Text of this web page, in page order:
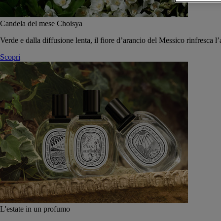
Candela del mese Choisya
Verde e dalla diffusione lenta, il fiore d’arancio del Messico rinfresca
Scopri
L'estate in un profumo